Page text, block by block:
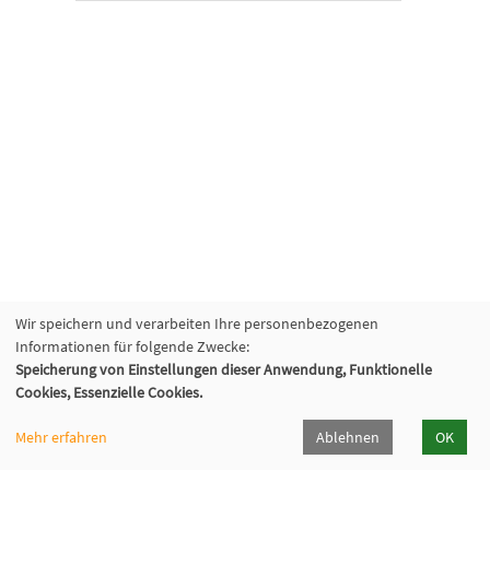
Volkshochschule Sauerlach
Bahnhofstraße 5, 82054 Sauerlach
+49 8104 668097
Wir speichern und verarbeiten Ihre personenbezogenen
Informationen für folgende Zwecke:
Speicherung von Einstellungen dieser Anwendung, Funktionelle
Cookies, Essenzielle Cookies.
Mehr erfahren Ablehnen OK